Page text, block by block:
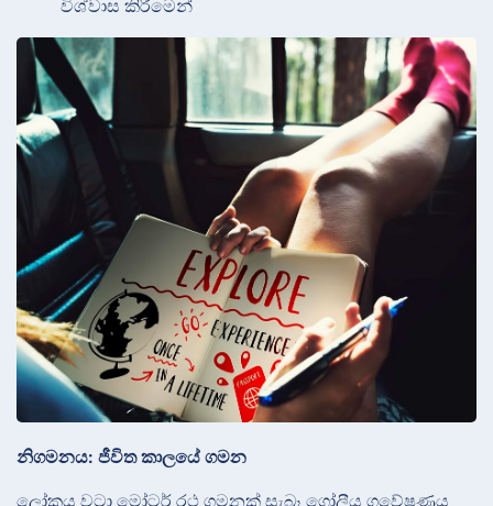
විශ්වාස කිරීමෙන්
නිගමනය: ජීවිත කාලයේ ගමන
ලෝකය වටා මෝටර් රථ ගමනක් සැබෑ ගෝලීය ගවේෂණය